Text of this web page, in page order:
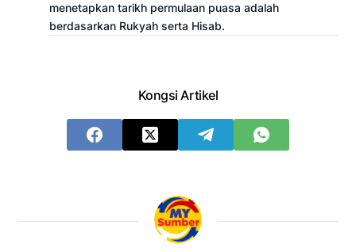
menetapkan tarikh permulaan puasa adalah
berdasarkan Rukyah serta Hisab.
Kongsi Artikel